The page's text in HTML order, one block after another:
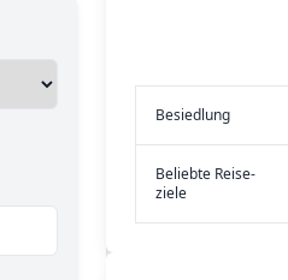
Be­sied­lung
Be­lieb­te Rei­se­
zie­le